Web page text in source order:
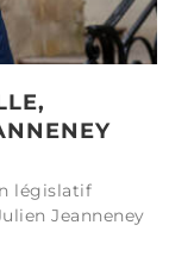
législatif
Jeanneney